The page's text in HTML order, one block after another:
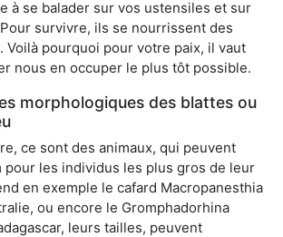
à se balader sur vos ustensiles et sur
survivre, ils se nourrissent des
Voilà pourquoi pour votre paix, il vaut
nous en occuper le plus tôt possible.
morphologiques des blattes ou
ce sont des animaux, qui peuvent
pour les individus les plus gros de leur
en exemple le cafard Macropanesthia
ou encore le Gromphadorhina
leurs tailles, peuvent